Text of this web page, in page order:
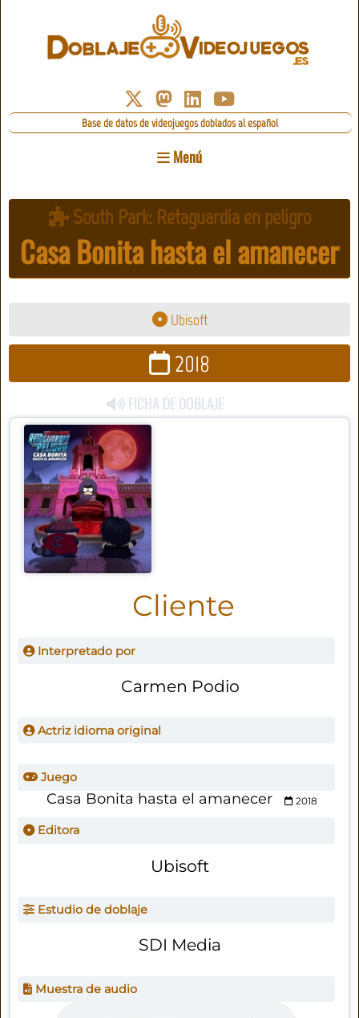
Base de datos de videojuegos doblados al español
Menú
South Park: Retaguardia en peligro
Casa Bonita hasta el amanecer
Ubisoft
2018
FICHA DE DOBLAJE
Cliente
Interpretado por
Carmen Podio
Actriz idioma original
Juego
Casa Bonita hasta el amanecer 2018
Editora
Ubisoft
Estudio de doblaje
SDI Media
Muestra de audio